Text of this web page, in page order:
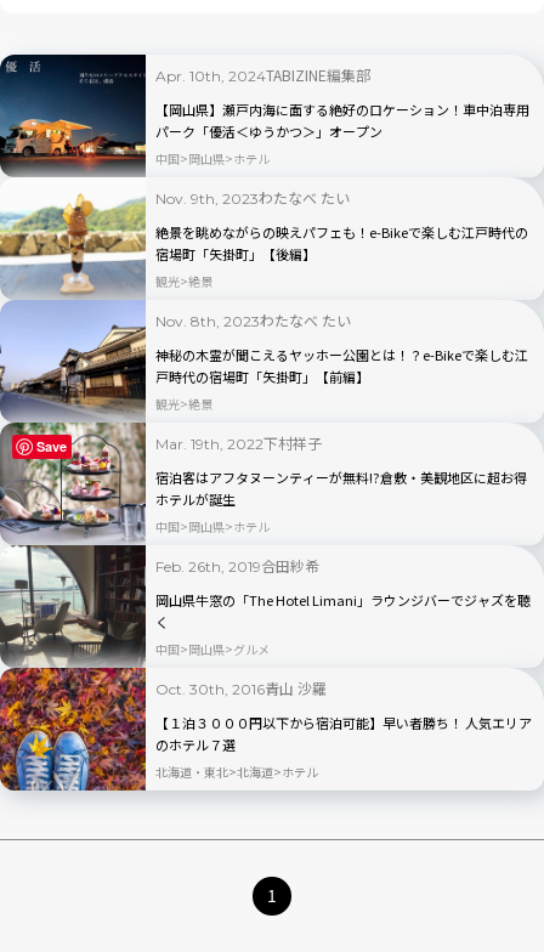
Apr. 10th, 2024TABIZINE編集部
【岡山県】瀬戸内海に面する絶好のロケーション！車中泊専用
パーク「優活＜ゆうかつ＞」オープン
中国 岡山県 ホテル
Nov. 9th, 2023わたなべ たい
絶景を眺めながらの映えパフェも！e-Bikeで楽しむ江戸時代の
宿場町「矢掛町」【後編】
観光 絶景
Nov. 8th, 2023わたなべ たい
神秘の木霊が聞こえるヤッホー公園とは！？e-Bikeで楽しむ江
戸時代の宿場町「矢掛町」【前編】
観光 絶景
Mar. 19th, 2022下村祥子
宿泊客はアフタヌーンティーが無料!?倉敷・美観地区に超お得
ホテルが誕生
中国 岡山県 ホテル
Feb. 26th, 2019合田紗希
岡山県牛窓の「The Hotel Limani」ラウンジバーでジャズを聴
く
中国 岡山県 グルメ
Oct. 30th, 2016青山 沙羅
【１泊３０００円以下から宿泊可能】早い者勝ち！ 人気エリア
のホテル７選
北海道・東北 北海道 ホテル
1
Save